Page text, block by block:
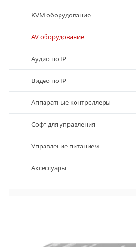
KVM оборудование
AV оборудование
Аудио по IP
Видео по IP
Аппаратные контроллеры
Софт для управления
Управление питанием
Аксессуары